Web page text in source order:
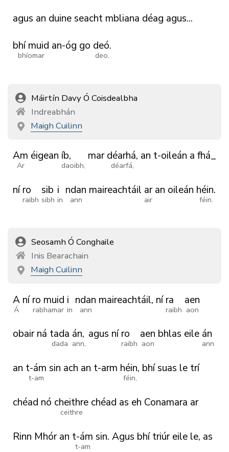
agus an duineseacht mbliana déag agus...
bhí muid
bhíomar
an-óg go deó.
deo.
Máirtín Davy Ó Coisdealbha
Indreabhán
Maigh Cuilinn
Am
Ar
éigean íb,
daoibh,
mar déarhá,
déarfá,
an t-oileán a fhá_
ní ro
raibh
sib
sibh
i
in
ndan
ann
maireachtáil ar
air
an oileán héin.
féin.
Seosamh Ó Conghaile
Inis Bearachain
Maigh Cuilinn
A
Á
ní ro muid
rabhamar
i
in
ndan
ann
maireachtáil, ní ra
raibh
aen
aon
obair ná tada
dada
án,
ann,
agus ní ro
raibh
aen
aon
bhlas eile án
ann
an t-ám
t-am
sin ach an t-arm héin,
féin,
bhísuas le trí
chéad nó cheithre
ceithre
chéad as eh Conamara ar
Rinn Mhór an t-ám
t-am
sin. Agus bhí triúr eile le, as